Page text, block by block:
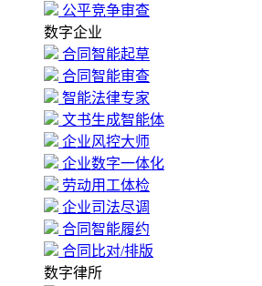
公平竞争审查
数字企业
合同智能起草
合同智能审查
智能法律专家
文书生成智能体
企业风控大师
企业数字一体化
劳动用工体检
企业司法尽调
合同智能履约
合同比对/排版
数字律所